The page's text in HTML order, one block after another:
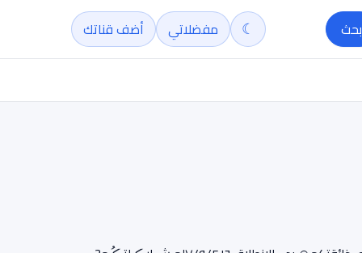
بحث ☾ مفضلاتي أضف قناتك